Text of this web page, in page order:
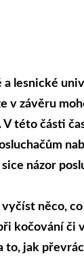
lesnické
v závěru
této části
názor
něco,
kočování či
to, jak